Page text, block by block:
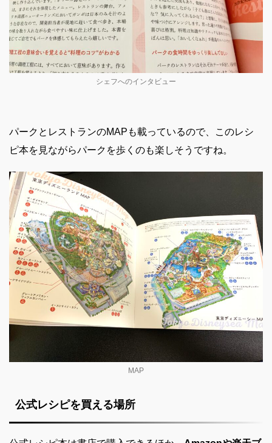
シェフへのインタビュー
パークとレストランのMAPも載っているので、このレシ
ピ本を見ながらパークを歩くのも楽しそうですね。
MAP
公式レシピを買える場所